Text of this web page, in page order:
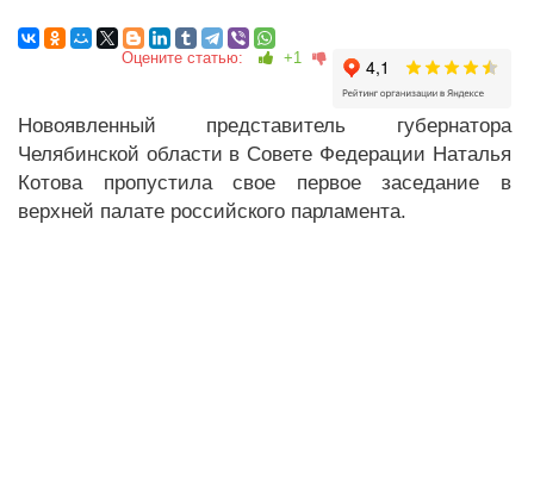
Оцените статью: +1
Новоявленный представитель губернатора
Челябинской области в Совете Федерации Наталья
Котова пропустила свое первое заседание в
верхней палате российского парламента.